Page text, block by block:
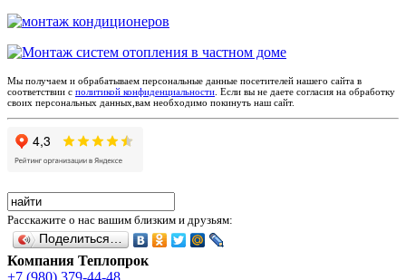
Мы получаем и обрабатываем персональные данные посетителей нашего сайта в
соответствии с политикой конфиденциальности . Если вы не даете согласия на обработку
своих персональных данных,вам необходимо покинуть наш сайт.
Расскажите о нас вашим близким и друзьям:
Поделиться…
Компания Теплопрок